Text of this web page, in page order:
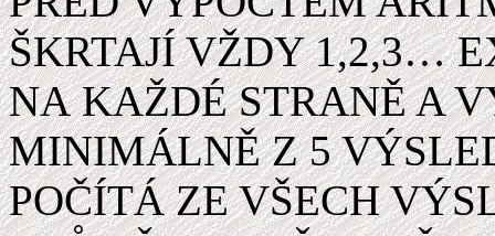
ŠKRTAJÍ VŽDY 1,2,3…
NA KAŽDÉ STRANĚ A
MINIMÁLNĚ Z 5
POČÍTÁ ZE VŠECH